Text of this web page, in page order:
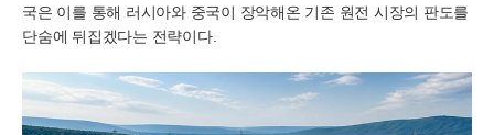
국은 이를 통해 러시아와 중국이 장악해온 기존 원전 시장의 판도를
단숨에 뒤집겠다는 전략이다.